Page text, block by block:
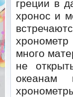
греции в
хронос и
много
не
океанам